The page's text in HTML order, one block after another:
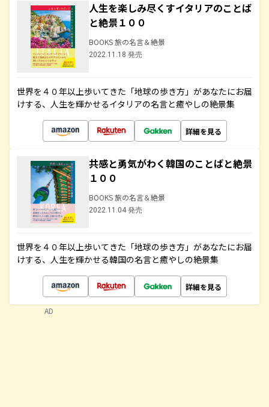
人生を楽しみ尽くすイタリアのことば
と絶景１００
BOOKS 旅の名言＆絶景
2022.11.18 発売
世界を４０年以上歩いてきた「地球の歩き方」があなたにお届
けする、人生を輝かせるイタリアの名言と癒やしの絶景集
詳細を見る
共感と勇気がわく韓国のことばと絶景
１００
BOOKS 旅の名言＆絶景
2022.11.04 発売
世界を４０年以上歩いてきた「地球の歩き方」があなたにお届
けする、人生を輝かせる韓国の名言と癒やしの絶景集
詳細を見る
AD